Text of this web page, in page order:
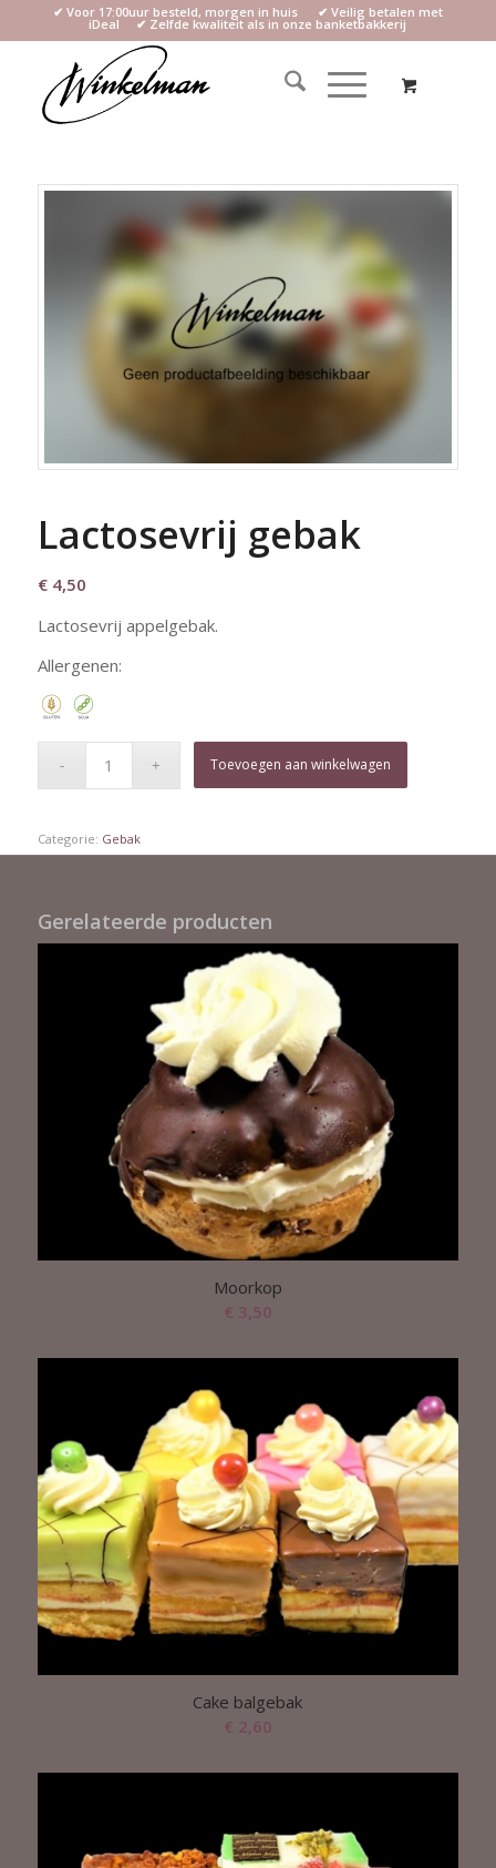
✔ Voor 17:00uur besteld, morgen in huis ✔ Veilig betalen met
iDeal ✔ Zelfde kwaliteit als in onze banketbakkerij
Lactosevrij gebak
€4,50
Lactosevrij appelgebak.
Allergenen:
Toevoegen aan winkelwagen
Categorie: Gebak
Gerelateerde producten
Moorkop
€ 3,50
Cake balgebak
€ 2,60